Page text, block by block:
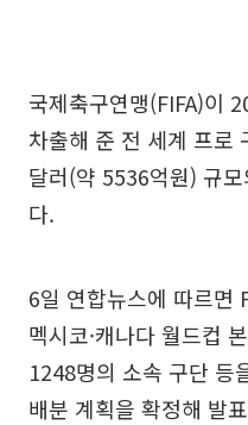
국제축구연맹(FIFA)이
차출해 준 전 세계 프로
달러(약 5536억원) 규
다.
6일 연합뉴스에 따르면
멕시코·캐나다 월드컵
1248명의 소속 구단 등
배분 계획을 확정해 발